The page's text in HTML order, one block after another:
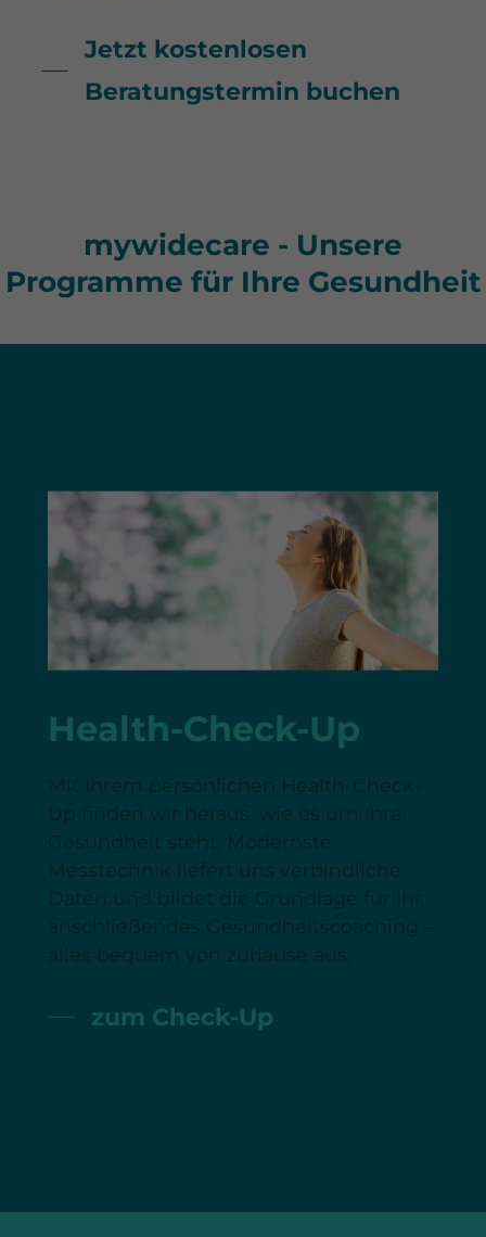
Jetzt kostenlosen
Beratungstermin buchen
mywidecare - Unsere
Programme für Ihre Gesundheit
Health-Check-Up
zum Check-Up